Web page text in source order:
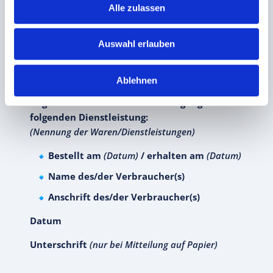
Alle zulassen
Auswahl erlauben
Ablehnen
MUSTER-
WIDERRUFSFORMULAR
abgeschlossenen Vertrag über den Kauf der
folgenden Waren bzw. die Erbringung der
folgenden Dienstleistung:
(Nennung der Waren/Dienstleistungen)
Bestellt am (Datum) / erhalten am (Datum)
Name des/der Verbraucher(s)
Anschrift des/der Verbraucher(s)
Datum
Unterschrift (nur bei Mitteilung auf Papier)